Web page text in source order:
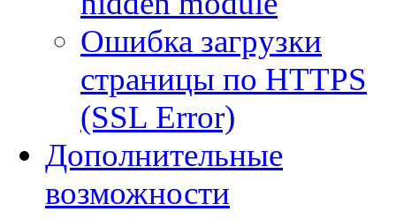
Ошибка загрузки
страницы по HTTPS
(SSL Error)
Дополнительные
возможности